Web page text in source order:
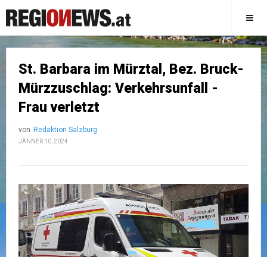
St. Barbara im Mürztal, Bez. Bruck-
Mürzzuschlag: Verkehrsunfall -
Frau verletzt
von Redaktion Salzburg
JÄNNER 10, 2024